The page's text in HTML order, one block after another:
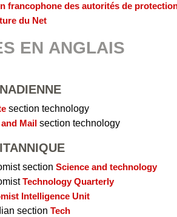
francophone des autorités de
du Net
EN ANGLAIS
section technology
Mail section technology
section Science and technology
Technology Quarterly
Intelligence Unit
section Tech